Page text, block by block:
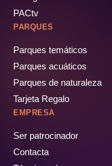
PACtv
PARQUES
Parques temáticos
Parques acuáticos
Parques de naturaleza
Tarjeta Regalo
EMPRESA
Ser patrocinador
Contacta